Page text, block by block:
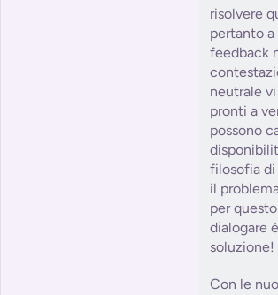
risolvere
pertanto
feedback
neutrale
pronti a
possono
filosofia di
il
per
dialogare
soluzione!
Con le